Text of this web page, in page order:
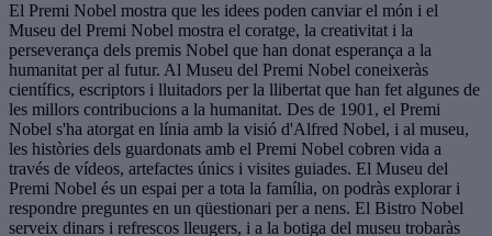
El Premi Nobel mostra que les idees poden canviar el món i el
Museu del Premi Nobel mostra el coratge, la creativitat i la
perseverança dels premis Nobel que han donat esperança a la
humanitat per al futur. Al Museu del Premi Nobel coneixeràs
científics, escriptors i lluitadors per la llibertat que han fet algunes de
les millors contribucions a la humanitat. Des de 1901, el Premi
Nobel s'ha atorgat en línia amb la visió d'Alfred Nobel, i al museu,
les històries dels guardonats amb el Premi Nobel cobren vida a
través de vídeos, artefactes únics i visites guiades. El Museu del
Premi Nobel és un espai per a tota la família, on podràs explorar i
respondre preguntes en un qüestionari per a nens. El Bistro Nobel
serveix dinars i refrescos lleugers, i a la botiga del museu trobaràs